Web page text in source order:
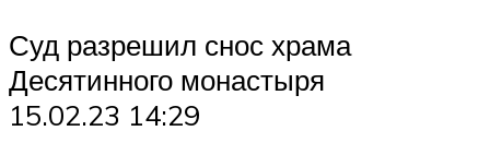
Суд разрешил снос храма
Десятинного монастыря
15.02.23 14:29